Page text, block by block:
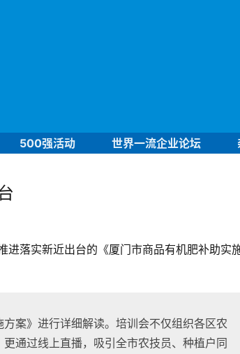
500强活动 世界一流企业论坛
进落实新近出台的《厦门市商品有机肥补助实
案》进行详细解读。培训会不仅组织各区农
通过线上直播，吸引全市农技员、种植户同